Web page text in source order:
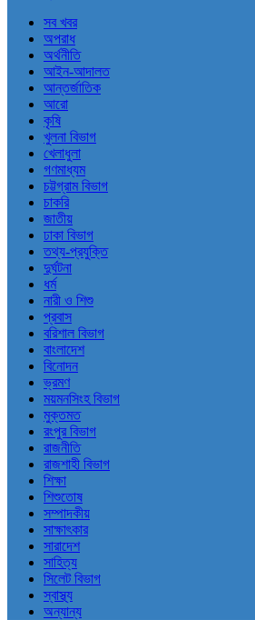
সব খবর
অপরাধ
অর্থনীতি
আইন-আদালত
আন্তর্জাতিক
আরো
কৃষি
খুলনা বিভাগ
খেলাধুলা
গণমাধ্যম
চট্টগ্রাম বিভাগ
চাকরি
জাতীয়
ঢাকা বিভাগ
তথ্য-প্রযুক্তি
দুর্ঘটনা
ধর্ম
নারী ও শিশু
প্রবাস
বরিশাল বিভাগ
বাংলাদেশ
বিনোদন
ভ্রমণ
ময়মনসিংহ বিভাগ
মুক্তমত
রংপুর বিভাগ
রাজনীতি
রাজশাহী বিভাগ
শিক্ষা
শিশুতোষ
সম্পাদকীয়
সাক্ষাৎকার
সারাদেশ
সাহিত্য
সিলেট বিভাগ
স্বাস্থ্য
অন্যান্য